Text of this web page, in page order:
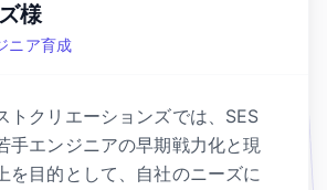
様
ニア育成
トクリエーションズでは、SES
手エンジニアの早期戦力化と現
を目的として、自社のニーズに